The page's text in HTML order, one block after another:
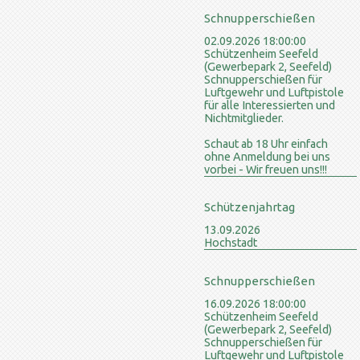
Schnupperschießen
02.09.2026 18:00:00
Schützenheim Seefeld
(Gewerbepark 2, Seefeld)
Schnupperschießen für
Luftgewehr und Luftpistole
für alle Interessierten und
Nichtmitglieder.
Schaut ab 18 Uhr einfach
ohne Anmeldung bei uns
vorbei - Wir freuen uns!!!
Schützenjahrtag
13.09.2026
Hochstadt
Schnupperschießen
16.09.2026 18:00:00
Schützenheim Seefeld
(Gewerbepark 2, Seefeld)
Schnupperschießen für
Luftgewehr und Luftpistole